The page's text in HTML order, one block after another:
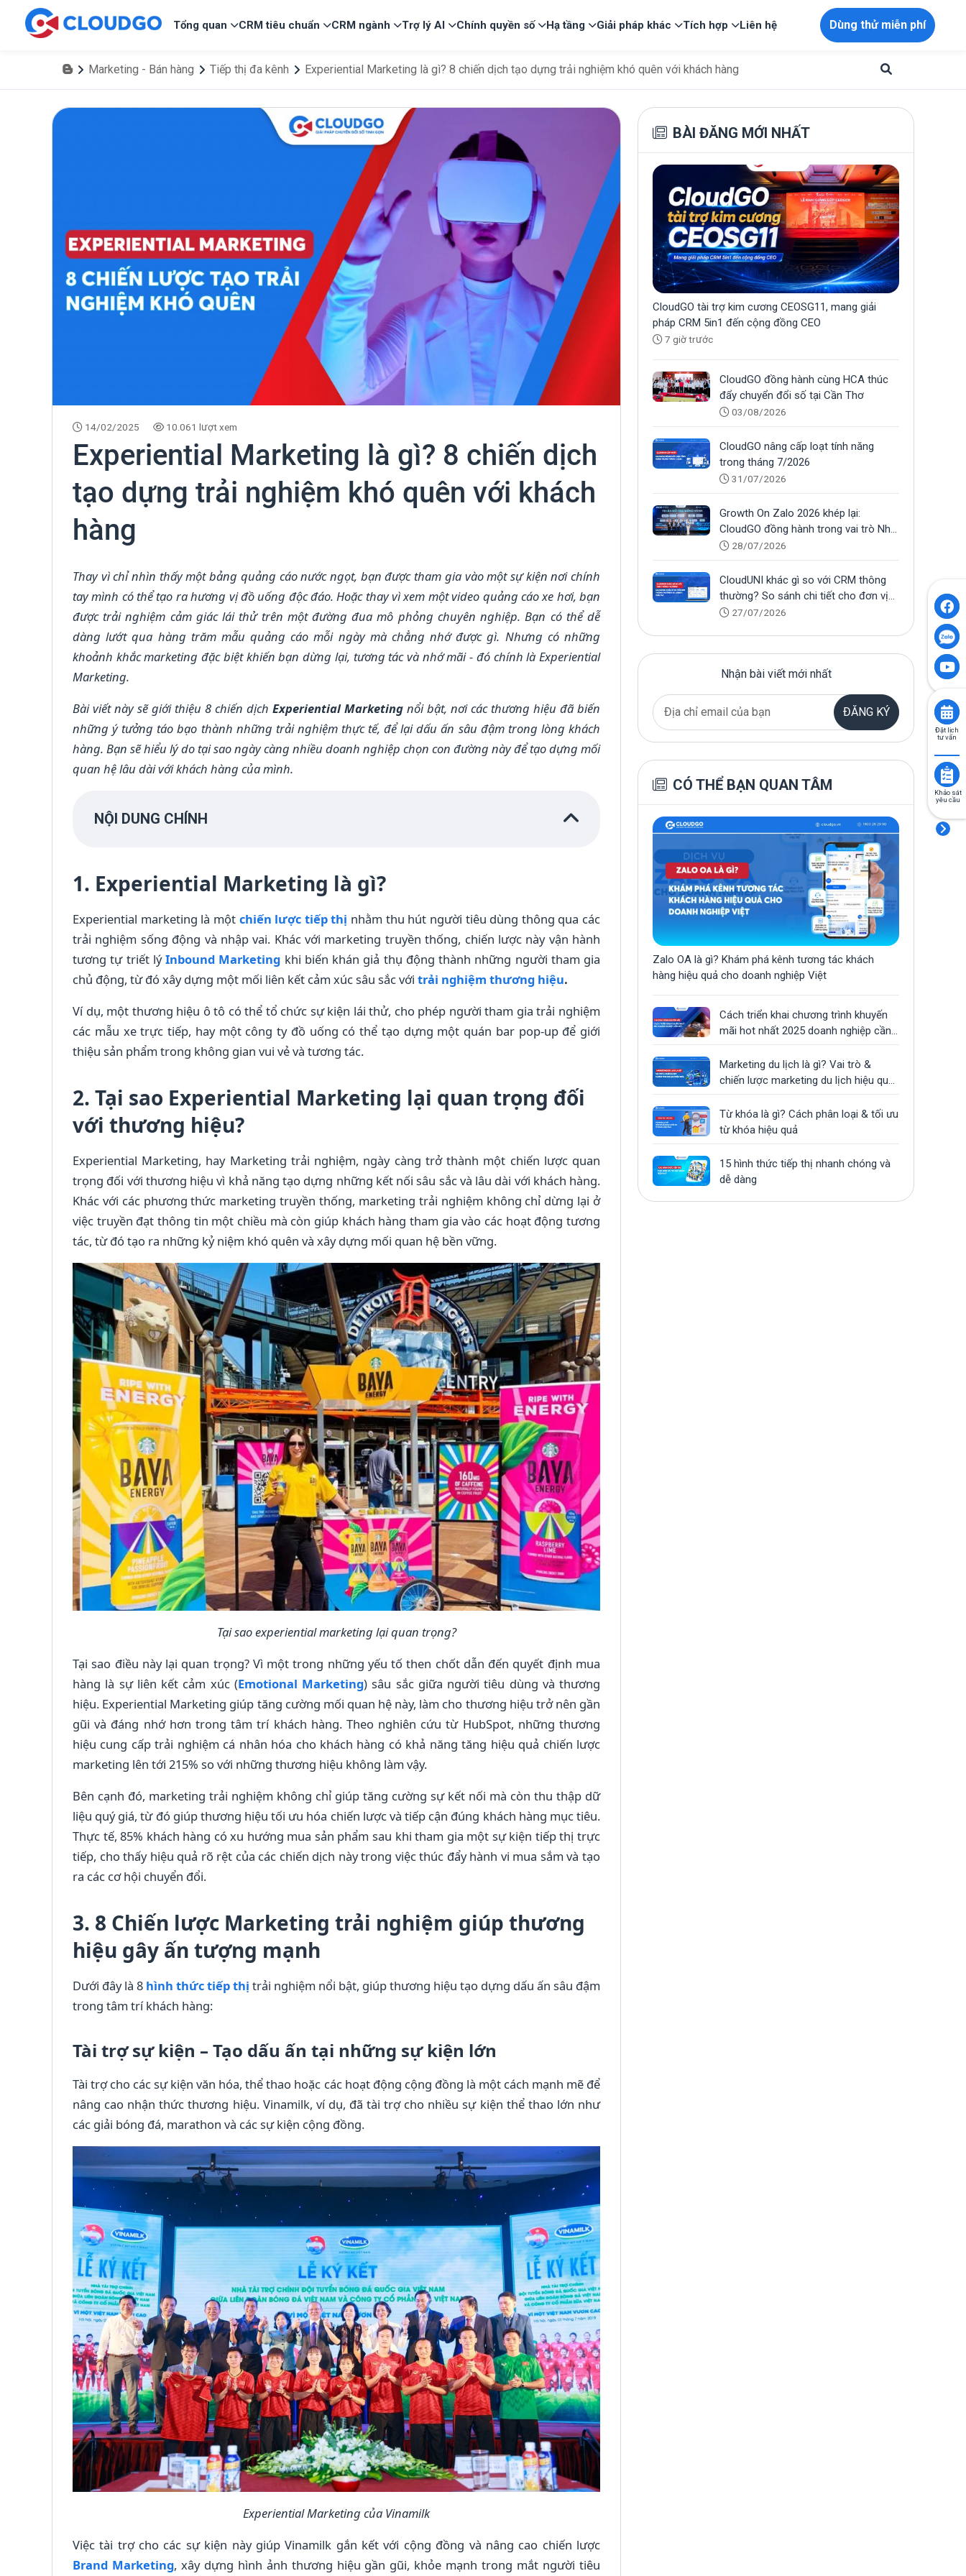
Tổng quan CRM tiêu chuẩn CRM ngành Trợ lý AI Chính quyền số Hạ tầng Giải pháp khác Tích hợp Liên hệ Dùng thử miễn phí
Marketing - Bán hàng Tiếp thị đa kênh Experiential Marketing là gì? 8 chiến dịch tạo dựng trải nghiệm khó quên với khách hàng
14/02/2025 10.061 lượt xem
Experiential Marketing là gì? 8 chiến dịch
tạo dựng trải nghiệm khó quên với khách
hàng
Thay vì chỉ nhìn thấy một bảng quảng cáo nước ngọt, bạn được tham gia vào một sự kiện nơi chính
tay mình có thể tạo ra hương vị đồ uống độc đáo. Hoặc thay vì xem một video quảng cáo xe hơi, bạn
được trải nghiệm cảm giác lái thử trên một đường đua mô phỏng chuyên nghiệp. Bạn có thể dễ
dàng lướt qua hàng trăm mẫu quảng cáo mỗi ngày mà chẳng nhớ được gì. Nhưng có những
khoảnh khắc marketing đặc biệt khiến bạn dừng lại, tương tác và nhớ mãi - đó chính là Experiential
Marketing.
Bài viết này sẽ giới thiệu 8 chiến dịch Experiential Marketing nổi bật, nơi các thương hiệu đã biến
những ý tưởng táo bạo thành những trải nghiệm thực tế, để lại dấu ấn sâu đậm trong lòng khách
hàng. Bạn sẽ hiểu lý do tại sao ngày càng nhiều doanh nghiệp chọn con đường này để tạo dựng mối
quan hệ lâu dài với khách hàng của mình.
NỘI DUNG CHÍNH
1. Experiential Marketing là gì?
Experiential marketing là một chiến lược tiếp thị nhằm thu hút người tiêu dùng thông qua các
trải nghiệm sống động và nhập vai. Khác với marketing truyền thống, chiến lược này vận hành
tương tự triết lýInbound Marketing khi biến khán giả thụ động thành những người tham gia
chủ động, từ đó xây dựng một mối liên kết cảm xúc sâu sắc với trải nghiệm thương hiệu.
Ví dụ, một thương hiệu ô tô có thể tổ chức sự kiện lái thử, cho phép người tham gia trải nghiệm
các mẫu xe trực tiếp, hay một công ty đồ uống có thể tạo dựng một quán bar pop-up để giới
thiệu sản phẩm trong không gian vui vẻ và tương tác.
2. Tại sao Experiential Marketing lại quan trọng đối
với thương hiệu?
Experiential Marketing, hay Marketing trải nghiệm, ngày càng trở thành một chiến lược quan
trọng đối với thương hiệu vì khả năng tạo dựng những kết nối sâu sắc và lâu dài với khách hàng.
Khác với các phương thức marketing truyền thống, marketing trải nghiệm không chỉ dừng lại ở
việc truyền đạt thông tin một chiều mà còn giúp khách hàng tham gia vào các hoạt động tương
tác, từ đó tạo ra những kỷ niệm khó quên và xây dựng mối quan hệ bền vững.
Tại sao experiential marketing lại quan trọng?
Tại sao điều này lại quan trọng? Vì một trong những yếu tố then chốt dẫn đến quyết định mua
hàng là sự liên kết cảm xúc (Emotional Marketing) sâu sắc giữa người tiêu dùng và thương
hiệu. Experiential Marketing giúp tăng cường mối quan hệ này, làm cho thương hiệu trở nên gần
gũi và đáng nhớ hơn trong tâm trí khách hàng. Theo nghiên cứu từ HubSpot, những thương
hiệu cung cấp trải nghiệm cá nhân hóa cho khách hàng có khả năng tăng hiệu quả chiến lược
marketing lên tới 215% so với những thương hiệu không làm vậy.
Bên cạnh đó, marketing trải nghiệm không chỉ giúp tăng cường sự kết nối mà còn thu thập dữ
liệu quý giá, từ đó giúp thương hiệu tối ưu hóa chiến lược và tiếp cận đúng khách hàng mục tiêu.
Thực tế, 85% khách hàng có xu hướng mua sản phẩm sau khi tham gia một sự kiện tiếp thị trực
tiếp, cho thấy hiệu quả rõ rệt của các chiến dịch này trong việc thúc đẩy hành vi mua sắm và tạo
ra các cơ hội chuyển đổi.
3. 8 Chiến lược Marketing trải nghiệm giúp thương
hiệu gây ấn tượng mạnh
Dưới đây là 8 hình thức tiếp thị trải nghiệm nổi bật, giúp thương hiệu tạo dựng dấu ấn sâu đậm
trong tâm trí khách hàng:
Tài trợ sự kiện – Tạo dấu ấn tại những sự kiện lớn
Tài trợ cho các sự kiện văn hóa, thể thao hoặc các hoạt động cộng đồng là một cách mạnh mẽ để
nâng cao nhận thức thương hiệu. Vinamilk, ví dụ, đã tài trợ cho nhiều sự kiện thể thao lớn như
các giải bóng đá, marathon và các sự kiện cộng đồng.
Experiential Marketing của Vinamilk
Việc tài trợ cho các sự kiện này giúp Vinamilk gắn kết với cộng đồng và nâng cao chiến lược
Brand Marketing, xây dựng hình ảnh thương hiệu gần gũi, khỏe mạnh trong mắt người tiêu
BÀI ĐĂNG MỚI NHẤT
CloudGO tài trợ kim cương CEOSG11, mang giải
pháp CRM 5in1 đến cộng đồng CEO
7 giờ trước
CloudGO đồng hành cùng HCA thúc
đẩy chuyển đổi số tại Cần Thơ
03/08/2026
CloudGO nâng cấp loạt tính năng
trong tháng 7/2026
31/07/2026
Growth On Zalo 2026 khép lại:
CloudGO đồng hành trong vai trò Nhà
tài trợ Bạc
28/07/2026
CloudUNI khác gì so với CRM thông
thường? So sánh chi tiết cho đơn vị
tuyển sinh
27/07/2026
Nhận bài viết mới nhất
ĐĂNG KÝ
CÓ THỂ BẠN QUAN TÂM
Zalo OA là gì? Khám phá kênh tương tác khách
hàng hiệu quả cho doanh nghiệp Việt
Cách triển khai chương trình khuyến
mãi hot nhất 2025 doanh nghiệp cần
Marketing du lịch là gì? Vai trò &
chiến lược marketing du lịch hiệu quả
Từ khóa là gì? Cách phân loại & tối ưu
từ khóa hiệu quả
15 hình thức tiếp thị nhanh chóng và
dễ dàng
Đặt lịch
tư vấn
Khảo sát
yêu cầu